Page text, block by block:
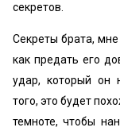
секретов.
Секреты брата, мне
как предать его
удар, который он
того, это будет
темноте, чтобы